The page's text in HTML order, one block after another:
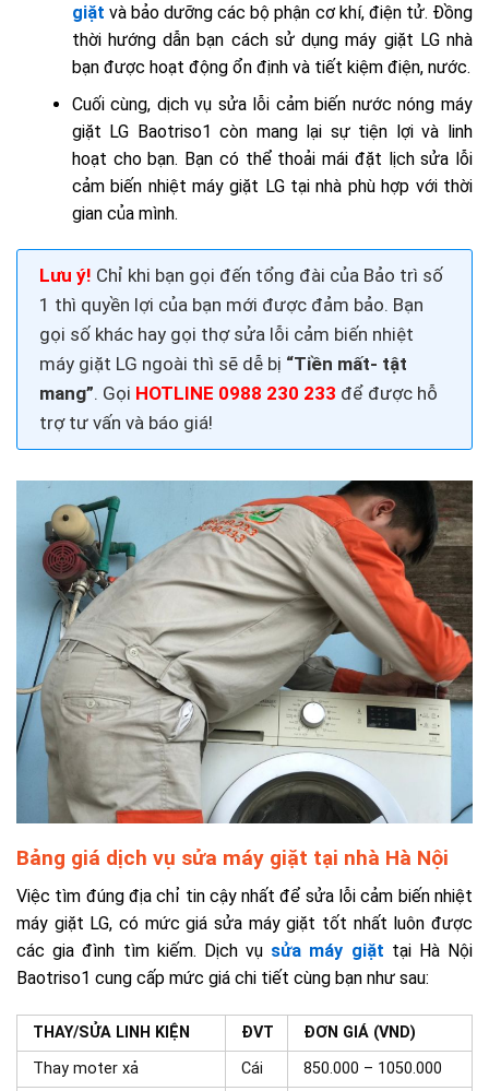
giặt và bảo dưỡng các bộ phận cơ khí, điện tử. Đồng
thời hướng dẫn bạn cách sử dụng máy giặt LG nhà
bạn được hoạt động ổn định và tiết kiệm điện, nước.
Cuối cùng, dịch vụ sửa lỗi cảm biến nước nóng máy
giặt LG Baotriso1 còn mang lại sự tiện lợi và linh
hoạt cho bạn. Bạn có thể thoải mái đặt lịch sửa lỗi
cảm biến nhiệt máy giặt LG tại nhà phù hợp với thời
gian của mình.
Lưu ý! Chỉ khi bạn gọi đến tổng đài của Bảo trì số
1 thì quyền lợi của bạn mới được đảm bảo. Bạn
gọi số khác hay gọi thợ sửa lỗi cảm biến nhiệt
máy giặt LG ngoài thì sẽ dễ bị “Tiền mất- tật
mang”. Gọi HOTLINE 0988 230 233 để được hỗ
trợ tư vấn và báo giá!
Bảng giá dịch vụ sửa máy giặt tại nhà Hà Nội
Việc tìm đúng địa chỉ tin cậy nhất để sửa lỗi cảm biến nhiệt
máy giặt LG, có mức giá sửa máy giặt tốt nhất luôn được
các gia đình tìm kiếm. Dịch vụ sửa máy giặt tại Hà Nội
Baotriso1 cung cấp mức giá chi tiết cùng bạn như sau:
THAY/SỬA LINH KIỆN ĐVT
ĐƠN GIÁ (VND)
Thay moter xả
Cái 850.000 – 1050.000